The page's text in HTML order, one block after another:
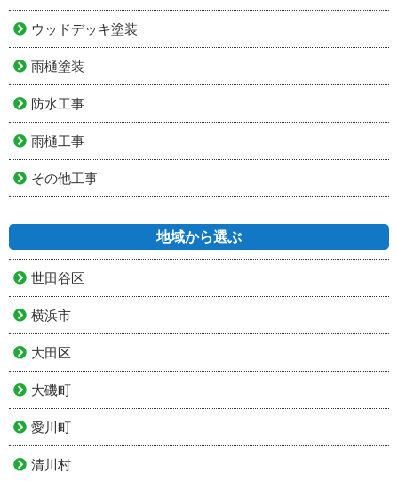
ウッドデッキ塗装
雨樋塗装
防水工事
雨樋工事
その他工事
地域から選ぶ
世田谷区
横浜市
大田区
大磯町
愛川町
清川村